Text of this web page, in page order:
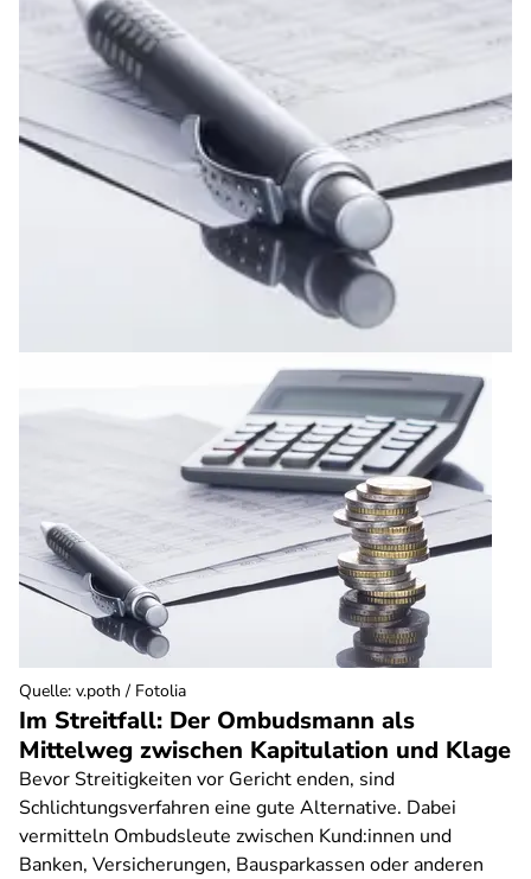
Im Streitfall: Der Ombudsmann als
Mittelweg zwischen Kapitulation und Klage
Bevor Streitigkeiten vor Gericht enden, sind
Schlichtungsverfahren eine gute Alternative. Dabei
vermitteln Ombudsleute zwischen Kund:innen und
Banken, Versicherungen, Bausparkassen oder anderen
Quelle: v.poth / Fotolia